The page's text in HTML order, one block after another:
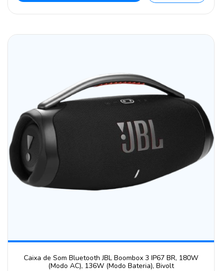
Caixa de Som Bluetooth JBL Boombox 3 IP67 BR, 180W
(Modo AC), 136W (Modo Bateria), Bivolt